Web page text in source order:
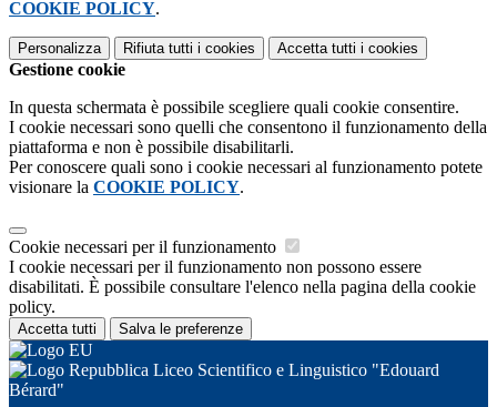
COOKIE POLICY.
Personalizza Rifiuta tutti i cookies Accetta tutti i cookies
Gestione cookie
In questa schermata è possibile scegliere quali cookie consentire.
I cookie necessari sono quelli che consentono il funzionamento della
piattaforma e non è possibile disabilitarli.
Per conoscere quali sono i cookie necessari al funzionamento potete
visionare la COOKIE POLICY.
Cookie necessari per il funzionamento
I cookie necessari per il funzionamento non possono essere
disabilitati. È possibile consultare l'elenco nella pagina della cookie
policy.
Accetta tutti Salva le preferenze
Liceo Scientifico e Linguistico "Edouard
Bérard"